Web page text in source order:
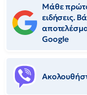
Μάθε
ειδήσεις.
Google